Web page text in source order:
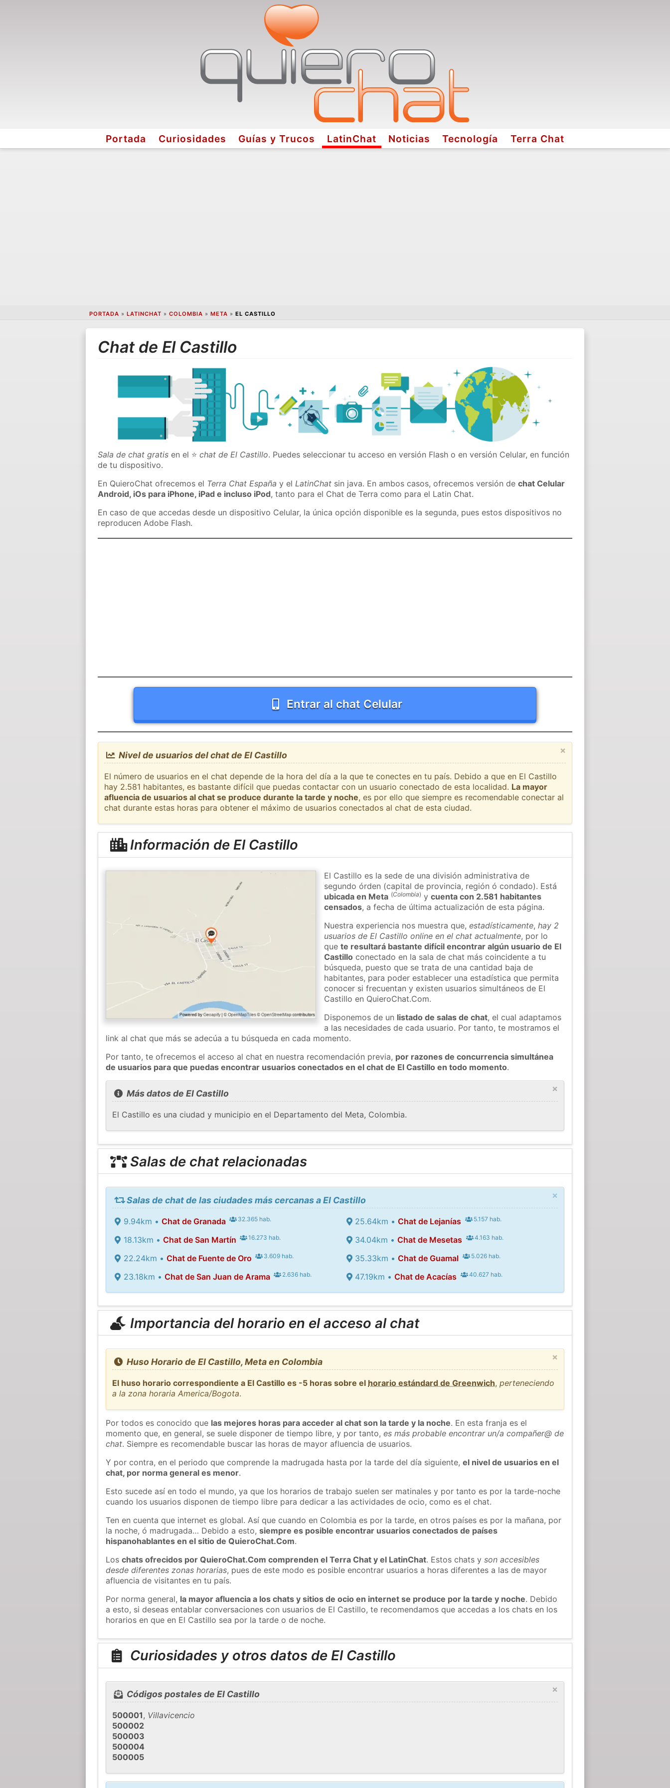
Portada Curiosidades Guías y Trucos LatinChat Noticias Tecnología Terra Chat
PORTADA » LATINCHAT » COLOMBIA » META » EL CASTILLO
Chat de El Castillo
Sala de chat gratis en el ⭐chat de El Castillo. Puedes seleccionar tu acceso en versión Flash o en versión Celular, en función
de tu dispositivo.
En QuieroChat ofrecemos el Terra Chat España y elLatinChat sin java. En ambos casos, ofrecemos versión dechat Celular
Android, iOs para iPhone, iPad e incluso iPod, tanto para el Chat de Terra como para el Latin Chat.
En caso de que accedas desde un dispositivo Celular, la única opción disponible es la segunda, pues estos dispositivos no
reproducen Adobe Flash.
Entrar al chat Celular
×
Nivel de usuarios del chat de El Castillo
El número de usuarios en el chat depende de la hora del día a la que te conectes en tu país. Debido a que en El Castillo
hay 2.581 habitantes, es bastante difícil que puedas contactar con un usuario conectado de esta localidad. La mayor
afluencia de usuarios al chat se produce durante la tarde y noche, es por ello que siempre es recomendable conectar al
chat durante estas horas para obtener el máximo de usuarios conectados al chat de esta ciudad.
Información de El Castillo
El Castillo es la sede de una división administrativa de
segundo órden (capital de provincia, región ó condado). Está
ubicada en Meta (Colombia) ycuenta con 2.581 habitantes
censados, a fecha de última actualización de esta página.
Nuestra experiencia nos muestra que,estadísticamente,hay 2
usuarios de El Castillo online en el chat actualmente, por lo
quete resultará bastante difícil encontrar algún usuario de El
Castillo conectado en la sala de chat más coincidente a tu
búsqueda, puesto que se trata de una cantidad baja de
habitantes, para poder establecer una estadística que permita
conocer si frecuentan y existen usuarios simultáneos de El
Castillo en QuieroChat.Com.
Disponemos de un listado de salas de chat, el cual adaptamos
a las necesidades de cada usuario. Por tanto, te mostramos el
link al chat que más se adecúa a tu búsqueda en cada momento.
Por tanto, te ofrecemos el acceso al chat en nuestra recomendación previa, por razones de concurrencia simultánea
de usuarios para que puedas encontrar usuarios conectados en el chat de El Castillo en todo momento.
×
Más datos de El Castillo
El Castillo es una ciudad y municipio en el Departamento del Meta, Colombia.
Salas de chat relacionadas
×
Salas de chat de las ciudades más cercanas a El Castillo
9.94km • Chat de Granada 32.365 hab.
18.13km • Chat de San Martín 16.273 hab.
22.24km • Chat de Fuente de Oro 3.609 hab.
23.18km • Chat de San Juan de Arama 2.636 hab.
25.64km •Chat de Lejanías 5.157 hab.
34.04km •Chat de Mesetas 4.163 hab.
35.33km •Chat de Guamal 5.026 hab.
47.19km •Chat de Acacías 40.627 hab.
Importancia del horario en el acceso al chat
×
Huso Horario de El Castillo, Meta en Colombia
El huso horario correspondiente a El Castillo es -5 horas sobre el horario estándard de Greenwich,perteneciendo
a la zona horaria America/Bogota.
Por todos es conocido que las mejores horas para acceder al chat son la tarde y la noche. En esta franja es el
momento que, en general, se suele disponer de tiempo libre, y por tanto,es más probable encontrar un/a compañer@ de
chat. Siempre es recomendable buscar las horas de mayor afluencia de usuarios.
Y por contra, en el periodo que comprende la madrugada hasta por la tarde del día siguiente,el nivel de usuarios en el
chat, por norma general es menor.
Esto sucede así en todo el mundo, ya que los horarios de trabajo suelen ser matinales y por tanto es por la tarde-noche
cuando los usuarios disponen de tiempo libre para dedicar a las actividades de ocio, como es el chat.
Ten en cuenta que internet es global. Así que cuando en Colombia es por la tarde, en otros países es por la mañana, por
la noche, ó madrugada… Debido a esto,siempre es posible encontrar usuarios conectados de países
hispanohablantes en el sitio de QuieroChat.Com.
Loschats ofrecidos por QuieroChat.Com comprenden el Terra Chat y el LatinChat. Estos chats yson accesibles
desde diferentes zonas horarias, pues de este modo es posible encontrar usuarios a horas diferentes a las de mayor
afluencia de visitantes en tu país.
Por norma general, la mayor afluencia a los chats y sitios de ocio en internet se produce por la tarde y noche. Debido
a esto, si deseas entablar conversaciones con usuarios de El Castillo, te recomendamos que accedas a los chats en los
horarios en que en El Castillo sea por la tarde o de noche.
Curiosidades y otros datos de El Castillo
×
Códigos postales de El Castillo
500001, Villavicencio
500002
500003
500004
500005